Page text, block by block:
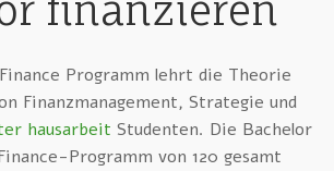
finanzieren
Programm lehrt die Theorie
Finanzmanagement, Strategie und
hausarbeit Studenten. Die Bachelor
Programm von 120 gesamt